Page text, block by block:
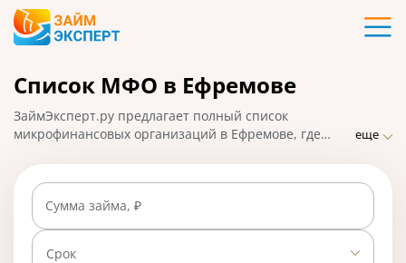
Карты
Кредиты
Ипотека
Займы
Вклады
Список МФО в Ефремове
ЗаймЭксперт.ру предлагает полный список
микрофинансовых организаций в Ефремове, где
требованиями и проверками, быстрым оформлением
и высоким процентом одобрения заявок. На
01.05.2025 вам доступно 28 предложений со ставкой
от 0% в день.
еще
Сумма займа, ₽
Срок